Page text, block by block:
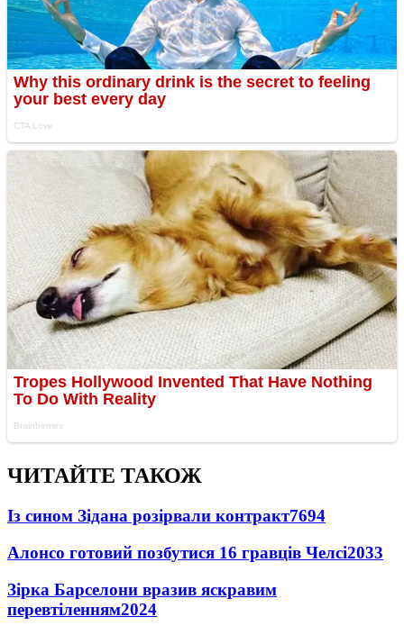
ЧИТАЙТЕ ТАКОЖ
Із сином Зідана розірвали контракт7694
Алонсо готовий позбутися 16 гравців Челсі2033
Зірка Барселони вразив яскравим
перевтіленням2024